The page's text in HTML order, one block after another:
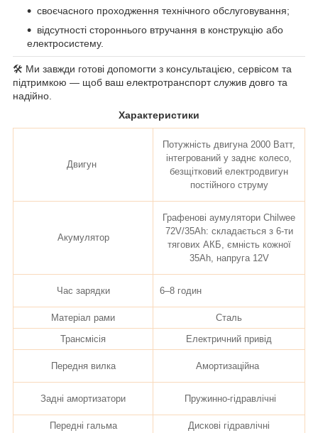
своєчасного проходження технічного обслуговування;
відсутності стороннього втручання в конструкцію або
електросистему.
🛠️ Ми завжди готові допомогти з консультацією, сервісом та
підтримкою — щоб ваш електротранспорт служив довго та
надійно.
Характеристики
Двигун
Потужність двигуна 2000 Ватт,
інтегрований у заднє колесо,
безщітковий електродвигун
постійного струму
Акумулятор
Графенові аумулятори Chilwee
72V/35Ah: складається з 6-ти
тягових АКБ, ємність кожної
35Аh, напруга 12V
Час зарядки 6–8 годин
Матеріал рами
Сталь
Трансмісія
Електричний привід
Передня вилка Амортизаційна
Задні амортизатори Пружинно-гідравлічні
Передні гальма
Дискові гідравлічні